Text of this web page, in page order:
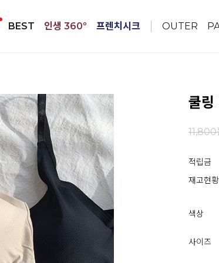
BEST 인생 360º 프렌치시크 OUTER
쿨링
11,800
적립금
재고현황
색상
사이즈